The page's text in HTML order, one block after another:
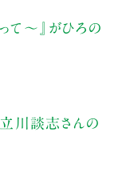
〜』がひろの
川談志さんの